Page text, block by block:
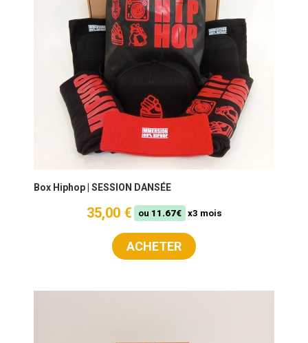
Box Hiphop | SESSION DANSÉE
35,00 € ou 11.67€ x3 mois
ACHETER